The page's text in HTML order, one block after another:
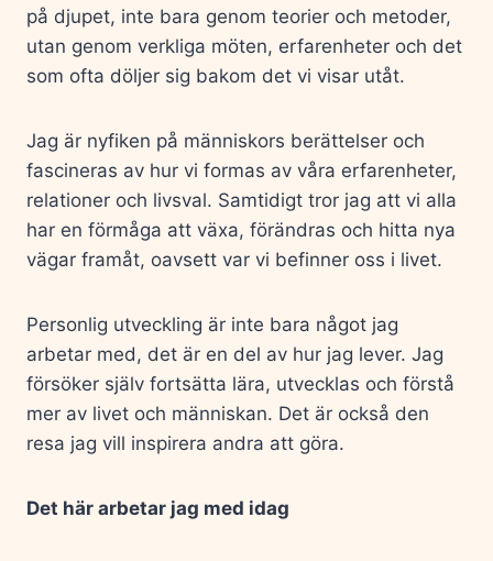
på djupet, inte bara genom teorier och metoder,
utan genom verkliga möten, erfarenheter och det
som ofta döljer sig bakom det vi visar utåt.
Jag är nyfiken på människors berättelser och
fascineras av hur vi formas av våra erfarenheter,
relationer och livsval. Samtidigt tror jag att vi alla
har en förmåga att växa, förändras och hitta nya
vägar framåt, oavsett var vi befinner oss i livet.
Personlig utveckling är inte bara något jag
arbetar med, det är en del av hur jag lever. Jag
försöker själv fortsätta lära, utvecklas och förstå
mer av livet och människan. Det är också den
resa jag vill inspirera andra att göra.
Det här arbetar jag med idag